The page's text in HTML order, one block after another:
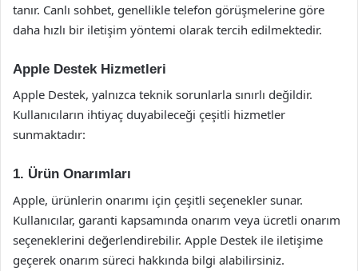
tanır. Canlı sohbet, genellikle telefon görüşmelerine göre
daha hızlı bir iletişim yöntemi olarak tercih edilmektedir.
Apple Destek Hizmetleri
Apple Destek, yalnızca teknik sorunlarla sınırlı değildir.
Kullanıcıların ihtiyaç duyabileceği çeşitli hizmetler
sunmaktadır:
1. Ürün Onarımları
Apple, ürünlerin onarımı için çeşitli seçenekler sunar.
Kullanıcılar, garanti kapsamında onarım veya ücretli onarım
seçeneklerini değerlendirebilir. Apple Destek ile iletişime
geçerek onarım süreci hakkında bilgi alabilirsiniz.